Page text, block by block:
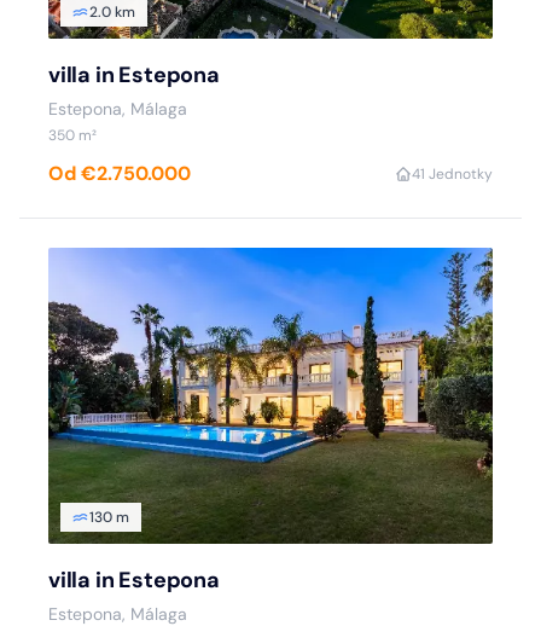
2.0 km
villa in Estepona
Estepona, Málaga
350 m²
Od €2.750.000 41 Jednotky
130 m
villa in Estepona
Estepona, Málaga